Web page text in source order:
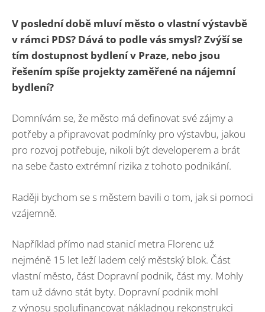
V poslední době mluví město o vlastní výstavbě
v rámci PDS? Dává to podle vás smysl? Zvýší se
tím dostupnost bydlení v Praze, nebo jsou
řešením spíše projekty zaměřené na nájemní
bydlení?
Domnívám se, že město má definovat své zájmy a
potřeby a připravovat podmínky pro výstavbu, jakou
pro rozvoj potřebuje, nikoli být developerem a brát
na sebe často extrémní rizika z tohoto podnikání.
Raději bychom se s městem bavili o tom, jak si pomoci
vzájemně.
Například přímo nad stanicí metra Florenc už
nejméně 15 let leží ladem celý městský blok. Část
vlastní město, část Dopravní podnik, část my. Mohly
tam už dávno stát byty. Dopravní podnik mohl
z výnosu spolufinancovat nákladnou rekonstrukci